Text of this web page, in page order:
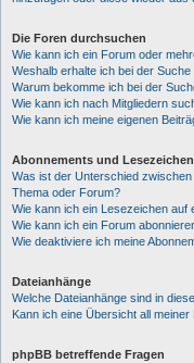
Die Foren durchsuchen
Wie kann ich ein Forum oder
Weshalb erhalte ich bei der
Warum bekomme ich bei der
Wie kann ich nach Mitgliedern
Wie kann ich meine eigenen
Abonnements und Lesezeichen
Was ist der Unterschied
Thema oder Forum?
Wie kann ich ein Lesezeichen auf
Wie kann ich ein Forum
Wie deaktiviere ich meine
Dateianhänge
Welche Dateianhänge sind in
Kann ich eine Übersicht all
phpBB betreffende Fragen